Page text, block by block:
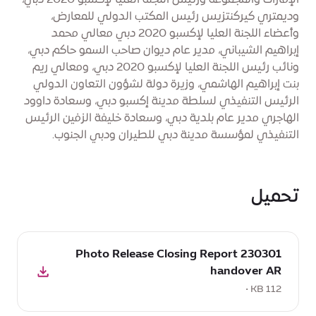
وديمتري كيركنتزيس رئيس المكتب الدولي للمعارض،
وأعضاء اللجنة العليا لإكسبو 2020 دبي معالي محمد
إبراهيم الشيباني، مدير عام ديوان صاحب السمو حاكم دبي،
ونائب رئيس اللجنة العليا لإكسبو 2020 دبي، ومعالي ريم
بنت إبراهيم الهاشمي، وزيرة دولة لشؤون التعاون الدولي
الرئيس التنفيذي لسلطة مدينة إكسبو دبي، وسعادة داوود
الهاجري مدير عام بلدية دبي، وسعادة خليفة الزفين الرئيس
التنفيذي لمؤسسة مدينة دبي للطيران ودبي الجنوب.
تحميل
تحميل
230301
Photo
Release
230301 Photo Release Closing Report
handover AR
112 KB •